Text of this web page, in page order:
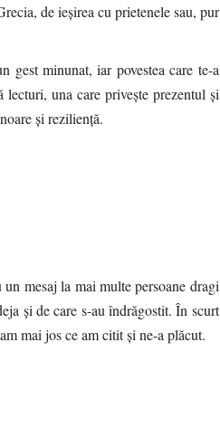
de ieșirea cu prietenele sau, pur
gest minunat, iar povestea care te-a
lecturi, una care privește prezentul și
și reziliență.
mesaj la mai multe persoane dragi
și de care s-au îndrăgostit. În scurt
mai jos ce am citit și ne-a plăcut.